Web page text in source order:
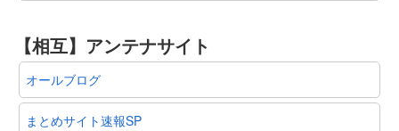
【相互】アンテナサイト
オールブログ
まとめサイト速報SP